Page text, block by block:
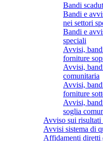
Bandi
Bandi e
nei settori
Bandi e
speciali
Avvisi,
forniture
Avvisi,
comunitaria
Avvisi,
forniture
Avvisi,
soglia
Avviso sui risultati
Avvisi sistema di
Affidamenti diretti